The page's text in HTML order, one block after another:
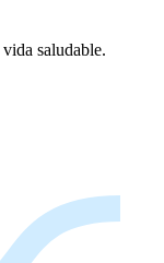
saludable.